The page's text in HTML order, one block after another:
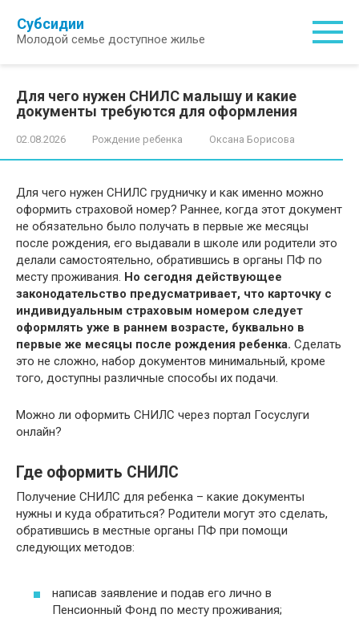
контенту
Субсидии
Молодой семье доступное жилье
Для чего нужен СНИЛС малышу и какие
документы требуются для оформления
02.08.2026 Рождение ребенка Оксана Борисова
Для чего нужен СНИЛС грудничку и как именно можно
оформить страховой номер? Раннее, когда этот документ
не обязательно было получать в первые же месяцы
после рождения, его выдавали в школе или родители это
делали самостоятельно, обратившись в органы ПФ по
месту проживания. Но сегодня действующее
законодательство предусматривает, что карточку с
индивидуальным страховым номером следует
оформлять уже в раннем возрасте, буквально в
первые же месяцы после рождения ребенка. Сделать
это не сложно, набор документов минимальный, кроме
того, доступны различные способы их подачи.
Можно ли оформить СНИЛС через портал Госуслуги
онлайн?
Где оформить СНИЛС
Получение СНИЛС для ребенка – какие документы
нужны и куда обратиться? Родители могут это сделать,
обратившись в местные органы ПФ при помощи
следующих методов:
написав заявление и подав его лично в
Пенсионный Фонд по месту проживания;